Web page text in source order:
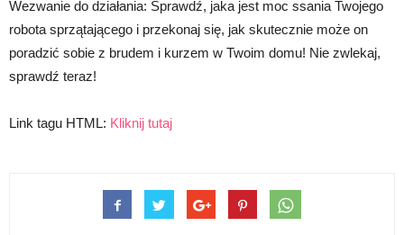
Wezwanie do działania: Sprawdź, jaka jest moc ssania Twojego
robota sprzątającego i przekonaj się, jak skutecznie może on
poradzić sobie z brudem i kurzem w Twoim domu! Nie zwlekaj,
sprawdź teraz!
Link tagu HTML: Kliknij tutaj